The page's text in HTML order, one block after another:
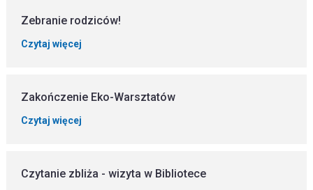
Zebranie rodziców!
Czytaj więcej
Zakończenie Eko-Warsztatów
Czytaj więcej
Czytanie zbliża - wizyta w Bibliotece